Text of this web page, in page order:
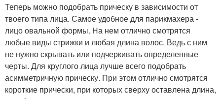
Теперь можно подобрать прическу в зависимости от
твоего типа лица. Самое удобное для парикмахера -
лицо овальной формы. На нем отлично смотрятся
любые виды стрижки и любая длина волос. Ведь с ним
не нужно скрывать или подчеркивать определенные
черты. Для круглого лица лучше всего подобрать
асимметричную прическу. При этом отлично смотрятся
короткие прически, при которых сверху оставлена длина,